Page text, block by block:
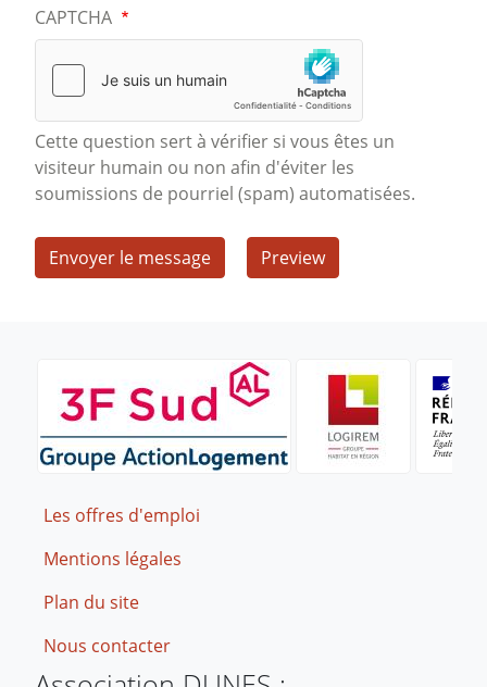
CAPTCHA
Cette question sert à vérifier si vous êtes un
visiteur humain ou non afin d'éviter les
soumissions de pourriel (spam) automatisées.
Footer
Les offres d'emploi
Mentions légales
Plan du site
Nous contacter